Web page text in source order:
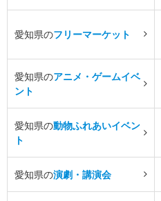
愛知県のフリーマーケット
愛知県のアニメ・ゲームイベ
ント
愛知県の動物ふれあいイベン
ト
愛知県の演劇・講演会